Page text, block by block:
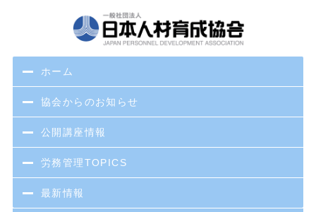
ホーム
協会からのお知らせ
公開講座情報
労務管理TOPICS
最新情報